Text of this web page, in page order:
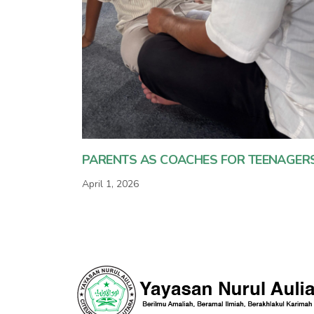
PARENTS AS COACHES FOR
April 1, 2026